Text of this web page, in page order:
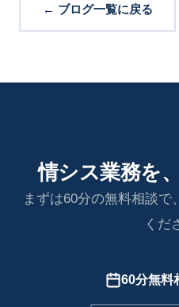
← ブログ一覧に戻る
情シス業務を
まずは60分の無料相談
くだ
60分無料